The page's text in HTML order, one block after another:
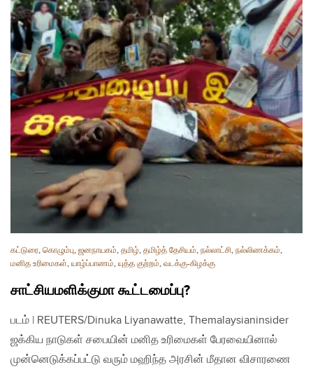
கட்டுரை, கொழும்பு, ஜனநாயகம், தமிழ், தமிழ்த் தேசியம், நல்லாட்சி, நல்லிணக்கம்,
மனித உரிமைகள், யாழ்ப்பாணம், யுத்த குற்றம், வடக்கு-கிழக்கு
சாட்சியமளிக்குமா கூட்டமைப்பு?
படம் | REUTERS/Dinuka Liyanawatte, Themalaysianinsider
ஜக்கிய நாடுகள் சபையின் மனித உரிமைகள் பேரவையினால்
முன்னெடுக்கப்பட்டு வரும் மஹிந்த அரசின் மீதான விசாரணை